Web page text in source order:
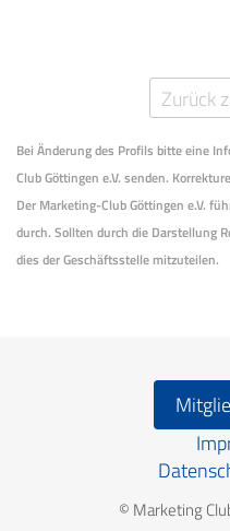
Zurück
Bei Änderung des Profils bitte eine
Club Göttingen e.V. senden.
Der Marketing-Club Göttingen e.V.
durch. Sollten durch die Darstellung
dies der Geschäftsstelle mitzuteilen.
© Marketing